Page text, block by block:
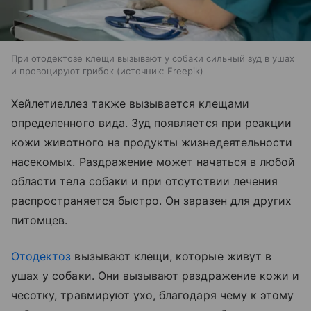
При отодектозе клещи вызывают у собаки сильный зуд в ушах
и провоцируют грибок
источник: Freepik
Хейлетиеллез также вызывается клещами
определенного вида. Зуд появляется при реакции
кожи животного на продукты жизнедеятельности
насекомых. Раздражение может начаться в любой
области тела собаки и при отсутствии лечения
распространяется быстро. Он заразен для других
питомцев.
Отодектоз вызывают клещи, которые живут в
ушах у собаки. Они вызывают раздражение кожи и
чесотку, травмируют ухо, благодаря чему к этому